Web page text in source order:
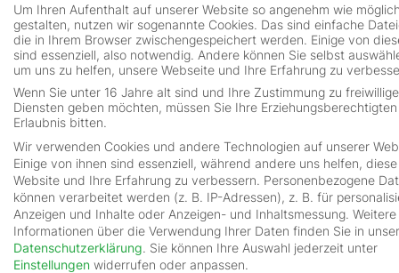
Die Erfahrungen der Teilnehmer:innen
aus den letzten 8 Jahren
Die Wirkung im
Familienalltag:
Stärkere Eltern-Kind-Beziehung durch gemeinsame
Lernstrategien
Positive Lern-Einstellung bei den Kindern​
Mehr gemeinsame Freizeit und Qualitätszeit als
Familie
Um Ihren Aufenthalt auf unserer Website so angenehm wie
gestalten, nutzen wir sogenannte Cookies. Das sind einfache
die in Ihrem Browser zwischengespeichert werden. Einige von
sind essenziell, also notwendig. Andere können Sie selbst
um uns zu helfen, unsere Webseite und Ihre Erfahrung zu
Wenn Sie unter 16 Jahre alt sind und Ihre Zustimmung zu
Diensten geben möchten, müssen Sie Ihre
Erlaubnis bitten.
Wir verwenden Cookies und andere Technologien auf unserer
Einige von ihnen sind essenziell, während andere uns helfen, diese
Website und Ihre Erfahrung zu verbessern. Personenbezogene
können verarbeitet werden (z. B. IP-Adressen), z. B. für
Anzeigen und Inhalte oder Anzeigen- und Inhaltsmessung. Weitere
Informationen über die Verwendung Ihrer Daten finden Sie in
Datenschutzerklärung. Sie können Ihre Auswahl jederzeit unter
Einstellungen widerrufen oder anpassen.